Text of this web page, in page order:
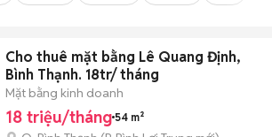
Cho thuê mặt bằng Lê Quang Định,
Bình Thạnh. 18tr/ tháng
Mặt bằng kinh doanh
18 triệu/tháng 54 m²